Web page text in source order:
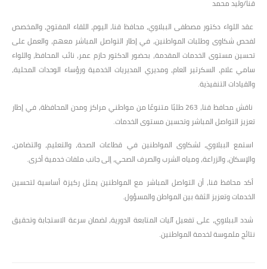
قنا/وليد محمد
عقد اللواء دكتور مصطفى الببلاوي، محافظ قنا، اليوم، اللقاء المفتوح، والمخصص
لفحص شكاوى وطلبات المواطنين، في إطار التواصل المباشر معهم، والعمل على
تحسين مستوى الخدمات المقدمة، بحضور الدكتور حازم عمر، نائب المحافظ، واللواء
سامي علام، السكرتير العام، ومديري المديريات الخدمية ورؤساء الوحدات المحلية،
والقيادات التنفيذية.
ناقش محافظ قنا، 263 طلبًا متنوعًا من مواطني مراكز ومدن المحافظة، في إطار
تعزيز التواصل المباشر وتحسين مستوى الخدمات.
استمع الببلاوي، لشكاوى المواطنين في قطاعات الصحة، والتعليم، والتضامن،
والإسكان، والزراعة، ومياه الشرب والصرف الصحي، إلى جانب ملفات خدمية أخرى.
أكد محافظ قنا، أن التواصل المباشر مع المواطنين يمثل ركيزة أساسية لتحسين
الخدمات وتعزيز الثقة بين المواطن والمسؤول.
شدد الببلاوي، على تفعيل آليات المتابعة الدورية، لضمان سرعة الاستجابة وتحقيق
نتائج ملموسة لخدمة المواطنين.